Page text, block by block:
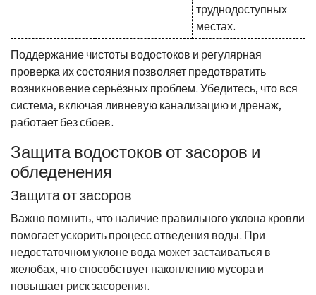
труднодоступных
местах.
Поддержание чистоты водостоков и регулярная
проверка их состояния позволяет предотвратить
возникновение серьёзных проблем. Убедитесь, что вся
система, включая ливневую канализацию и дренаж,
работает без сбоев.
Защита водостоков от засоров и
обледенения
Защита от засоров
Важно помнить, что наличие правильного уклона кровли
помогает ускорить процесс отведения воды. При
недостаточном уклоне вода может застаиваться в
желобах, что способствует накоплению мусора и
повышает риск засорения.